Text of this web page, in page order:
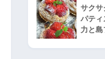
サクサ
パティ
力と島